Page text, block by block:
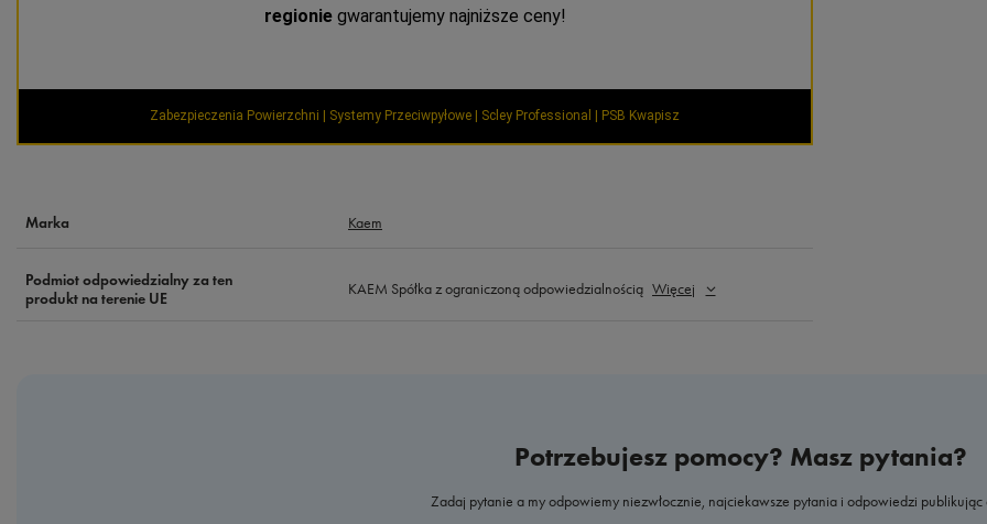
regioniegwarantujemy najniższe ceny!
Zabezpieczenia Powierzchni | Systemy Przeciwpyłowe | Scley Professional | PSB Kwapisz
Marka Kaem
Podmiot odpowiedzialny za ten
produkt na terenie UE
KAEM Spółka z ograniczoną odpowiedzialnością Więcej
Potrzebujesz pomocy? Masz pytania?
Zadaj pytanie a my odpowiemy niezwłocznie, najciekawsze pytania i odpowiedzi publikując